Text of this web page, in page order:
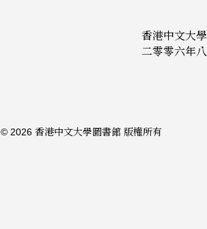
香港中文大
二零零六年
© 2026 香港中文大學圖書館 版權所有